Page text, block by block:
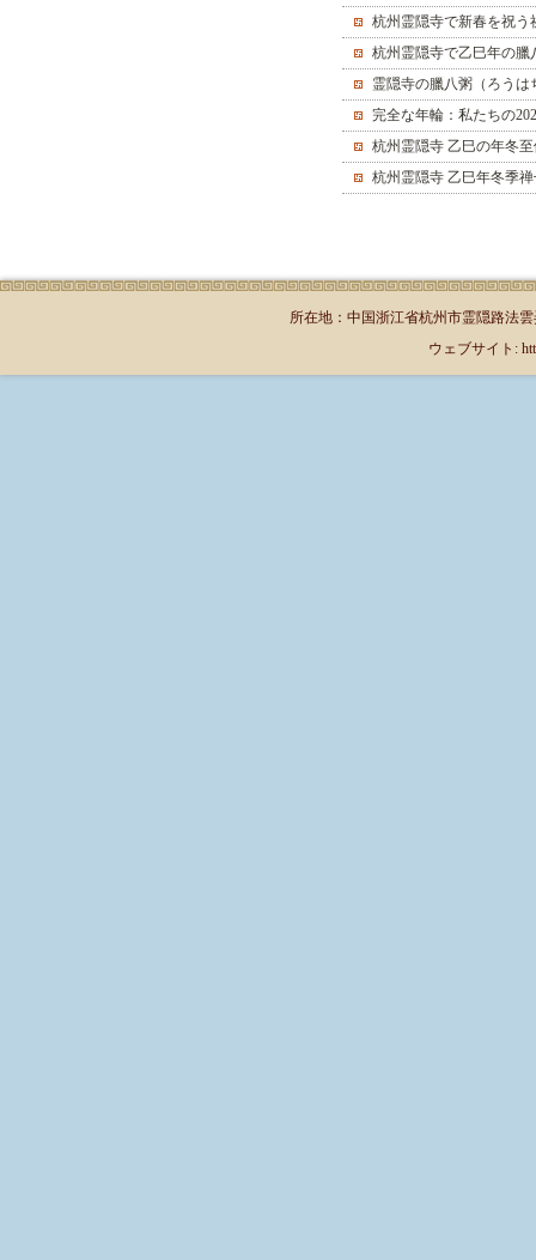
杭州霊隠寺で新春を祝う
杭州霊隠寺で乙巳年の臘
霊隠寺の臘八粥（ろうは
完全な年輪：私たちの
杭州霊隠寺 乙巳の年冬
杭州霊隠寺 乙巳年冬季
所在地：中国浙江省杭州市霊隠路法
ウェブサイト: